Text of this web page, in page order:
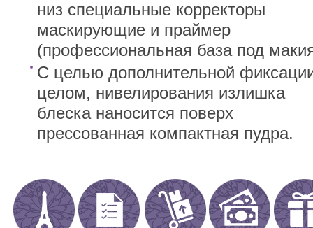
низ специальные корректоры
маскирующие и праймер
(профессиональная база под
С целью дополнительной
целом, нивелирования излишка
блеска наносится поверх
прессованная компактная пудра.